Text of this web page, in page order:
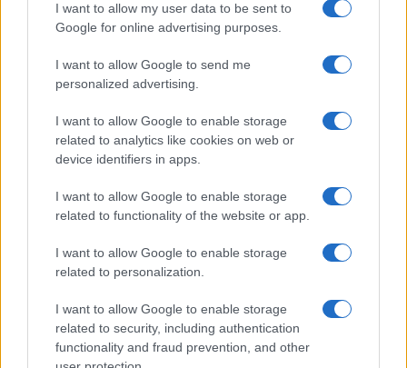
I want to allow my user data to be sent to
Google for online advertising purposes.
I want to allow Google to send me
personalized advertising.
I want to allow Google to enable storage
related to analytics like cookies on web or
device identifiers in apps.
I want to allow Google to enable storage
related to functionality of the website or app.
I want to allow Google to enable storage
related to personalization.
I want to allow Google to enable storage
related to security, including authentication
functionality and fraud prevention, and other
Descubre la riqueza culinaria de Hidalgo en el festival
María Vázquez · 2 Ago 2026
MÁS LEÍDOS
Descubre la historia y la receta del pollo broaster
Cómo organizar la cocina: consejos prácticos para
maximizar el espacio y la eficiencia